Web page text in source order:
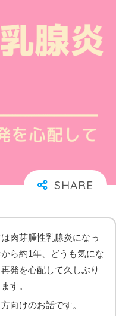
肉芽腫性乳腺炎になっ
ら約1年、どうも気にな
発を心配して久しぶり
す。
向けのお話です。